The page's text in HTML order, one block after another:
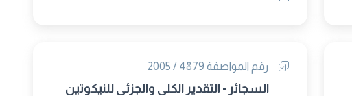
رقم المواصفة 4879 / 2005
السجائر - التقدير الكلى والجزئى للنيكوتين